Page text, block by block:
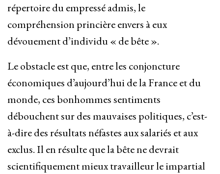
répertoire du empressé admis, le
compréhension princière envers à eux
dévouement d’individu « de bête ».
Le obstacle est que, entre les conjoncture
économiques d’aujourd’hui de la France et du
monde, ces bonhommes sentiments
débouchent sur des mauvaises politiques, c’est-
à-dire des résultats néfastes aux salariés et aux
exclus. Il en résulte que la bête ne devrait
scientifiquement mieux travailleur le impartial